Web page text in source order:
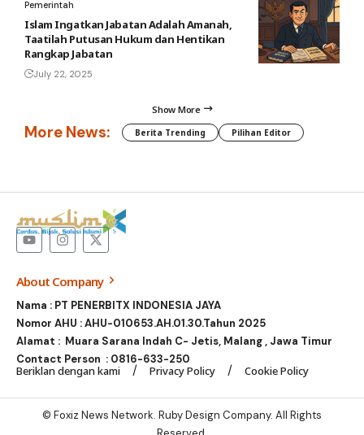
Pemerintah
Islam Ingatkan Jabatan Adalah Amanah,
Taatilah Putusan Hukum dan Hentikan
Rangkap Jabatan
July 22, 2025
Show More
More News: Berita Trending Pilihan Editor
About Company
Nama : PT PENERBITX INDONESIA JAYA
Nomor AHU : AHU-010653.AH.01.30.Tahun 2025
Alamat : Muara Sarana Indah C- Jetis, Malang , Jawa Timur
Contact Person : 0816-633-250
Beriklan dengan kami Privacy Policy Cookie Policy
© Foxiz News Network. Ruby Design Company. All Rights